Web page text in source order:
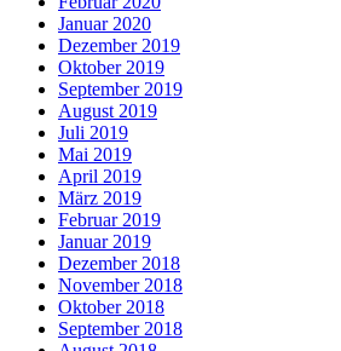
Januar 2020
Dezember 2019
Oktober 2019
September 2019
August 2019
Juli 2019
Mai 2019
April 2019
März 2019
Februar 2019
Januar 2019
Dezember 2018
November 2018
Oktober 2018
September 2018